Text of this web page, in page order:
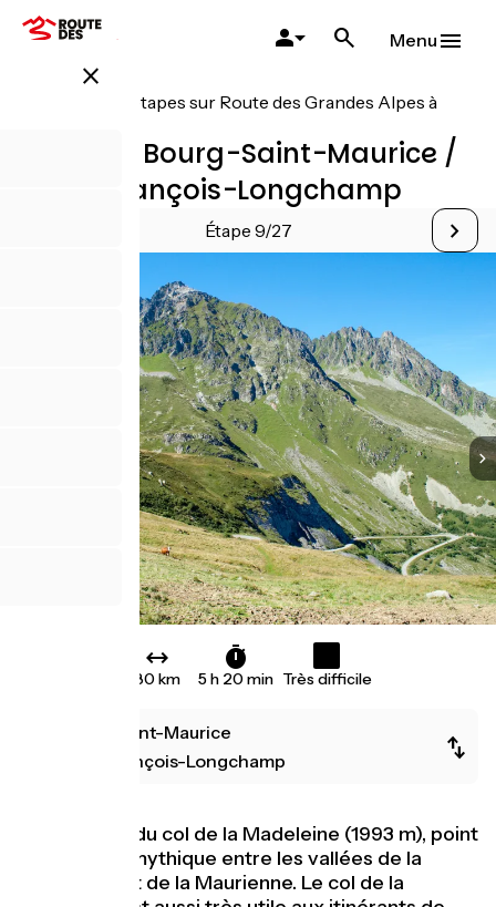
Aller
close
Menu
Toutes les étapes sur Route des Grandes Alpes à
Variante Bourg-Saint-Maurice /
Saint-François-Longchamp
Étape 9/27
80 km 5 h 20 min Très difficile
Bourg-Saint-Maurice
Saint-François-Longchamp
Voilà l’étape du col de la Madeleine (1993 m), point
de passage mythique entre les vallées de la
Tarentaise et de la Maurienne. Le col de la